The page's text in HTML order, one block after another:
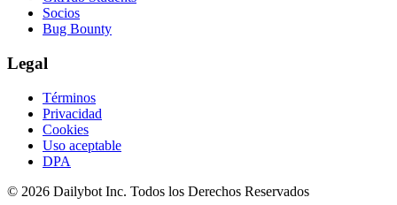
Socios
Bug Bounty
Legal
Términos
Privacidad
Cookies
Uso aceptable
DPA
© 2026 Dailybot Inc. Todos los Derechos Reservados